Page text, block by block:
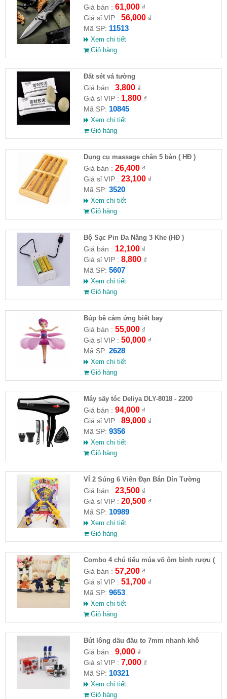
Giá bán : 61,000₫
Giá sỉ VIP : 56,000₫
Mã SP: 11513
Xem chi tiết
Giỏ hàng
Đất sét vá tường
Giá bán : 3,800₫
Giá sỉ VIP : 1,800₫
Mã SP: 10845
Xem chi tiết
Giỏ hàng
Dụng cụ massage chân 5 bàn ( HĐ )
Giá bán : 26,400₫
Giá sỉ VIP : 23,100₫
Mã SP: 3520
Xem chi tiết
Giỏ hàng
Bộ Sạc Pin Đa Năng 3 Khe (HĐ )
Giá bán : 12,100₫
Giá sỉ VIP : 8,800₫
Mã SP: 5607
Xem chi tiết
Giỏ hàng
​Búp bê cảm ứng biết bay
Giá bán : 55,000₫
Giá sỉ VIP : 50,000₫
Mã SP: 2628
Xem chi tiết
Giỏ hàng
Máy sấy tóc Deliya DLY-8018 - 2200
Giá bán : 94,000₫
Giá sỉ VIP : 89,000₫
Mã SP: 9356
Xem chi tiết
Giỏ hàng
VỈ 2 Súng 6 Viên Đạn Bắn Dín Tường
Giá bán : 23,500₫
Giá sỉ VIP : 20,500₫
Mã SP: 10989
Xem chi tiết
Giỏ hàng
Combo 4 chú tiểu múa võ ôm bình rượu (
HĐ )
Giá bán : 57,200₫
Giá sỉ VIP : 51,700₫
Mã SP: 9653
Xem chi tiết
Giỏ hàng
Bút lông dầu đầu to 7mm nhanh khô
Giá bán : 9,000₫
Giá sỉ VIP : 7,000₫
Mã SP: 10321
Xem chi tiết
Giỏ hàng